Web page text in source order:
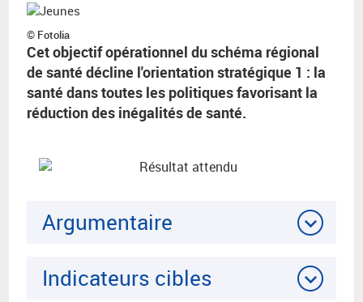
© Fotolia
Cet objectif opérationnel du schéma régional
de santé décline l'orientation stratégique 1 : la
santé dans toutes les politiques favorisant la
réduction des inégalités de santé.
Argumentaire
Indicateurs cibles